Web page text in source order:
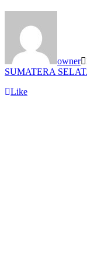
owner
SUMATERA
Like